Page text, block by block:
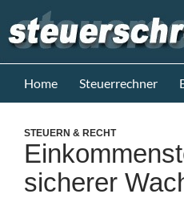
Inhalt
springen
Steuerblog
Home Steuerrechner
STEUERN & RECHT
sicherer
Steuerberater
M. Schröder